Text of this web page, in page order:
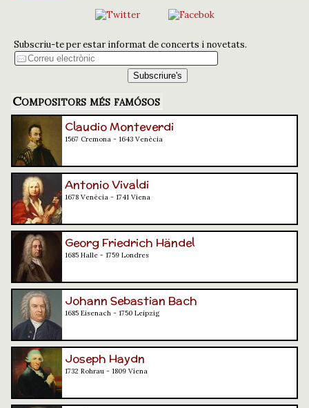
Subscriu-te per estar informat de concerts i novetats.
Compositors més famósos
Claudio Monteverdi
1567 Cremona - 1643 Venècia
Antonio Vivaldi
1678 Venècia - 1741 Viena
Georg Friedrich Händel
1685 Halle - 1759 Londres
Johann Sebastian Bach
1685 Eisenach - 1750 Leipzig
Joseph Haydn
1732 Rohrau - 1809 Viena